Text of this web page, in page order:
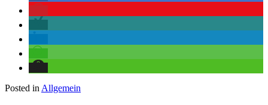
Posted in Allgemein